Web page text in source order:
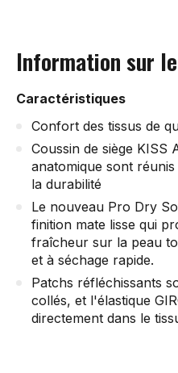
Information sur
Caractéristiques
Confort des tissus de
Coussin de siège KISS
anatomique sont
la durabilité
Le nouveau Pro Dry
finition mate lisse qui
fraîcheur sur la peau
et à séchage rapide.
Patchs réfléchissants
collés, et l'élastique
directement dans le